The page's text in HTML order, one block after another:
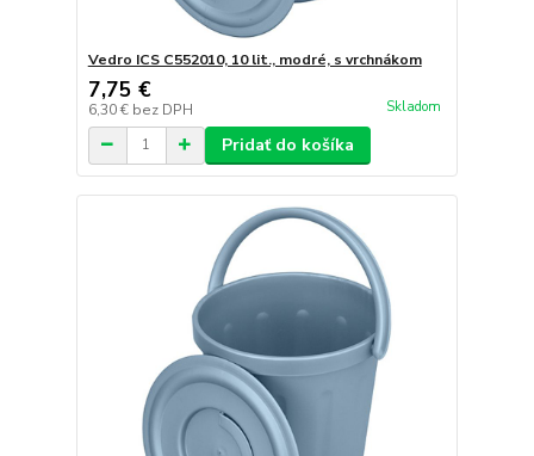
Vedro ICS C552010, 10 lit., modré, s vrchnákom
7,75 €
6,30 € bez DPH Skladom
Pridať do košíka